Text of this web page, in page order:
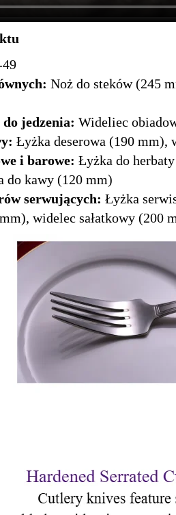
Noż do steków (245
jedzenia: Wideliec
Łyżka deserowa (190 mm),
i barowe: Łyżka do
do kawy (120 mm)
serwujących: Łyżka
widelec sałatkowy (200